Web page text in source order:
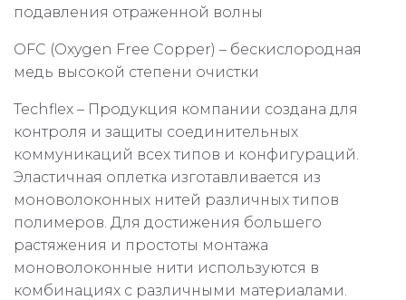
подавления отраженной волны
OFC (Oxygen Free Copper) – бескислородная
медь высокой степени очистки
Techflex – Продукция компании создана для
контроля и защиты соединительных
коммуникаций всех типов и конфигураций.
Эластичная оплетка изготавливается из
моноволоконных нитей различных типов
полимеров. Для достижения большего
растяжения и простоты монтажа
моноволоконные нити используются в
комбинациях с различными материалами.